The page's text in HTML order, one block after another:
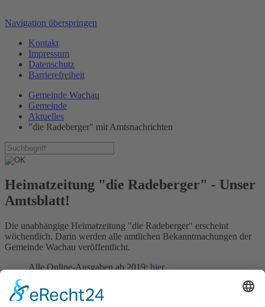
Navigation überspringen
Kontakt
Impressum
Datenschutz
Barrierefreiheit
Gemeinde Wachau
Gemeinde
Aktuelles
"die Radeberger" mit Amtsnachrichten
Heimatzeitung "die Radeberger" - Unser
Amtsblatt!
Die unabhängige Heimatzeitung "die Radeberger" erscheint
wöchentlich. Darin werden alle amtlichen Bekanntmachungen der
Gemeinde Wachau veröffentlicht.
Alle Online-Ausgaben ab 2019: hier